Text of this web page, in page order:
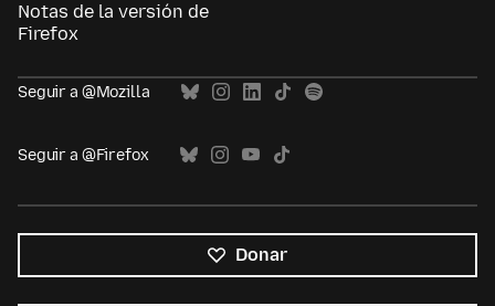
Notas de la versión de
Firefox
Seguir a @Mozilla
Seguir a @Firefox
Donar